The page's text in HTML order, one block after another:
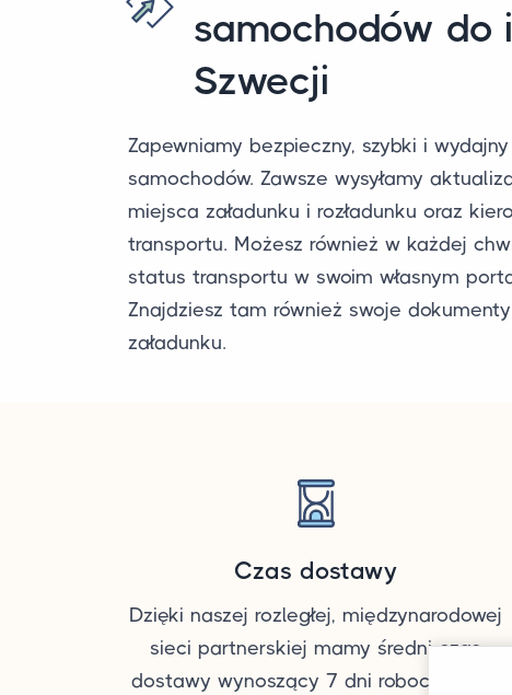
samochodów do
Szwecji
Zapewniamy bezpieczny, szybki i
samochodów. Zawsze wysyłamy
miejsca załadunku i rozładunku oraz
transportu. Możesz również w każdej
status transportu w swoim własnym
Znajdziesz tam również swoje
załadunku.
Czas dostawy
Dzięki naszej rozległej, międzynarodowej
sieci partnerskiej mamy średni czas
dostawy wynoszący 7 dni roboczych na